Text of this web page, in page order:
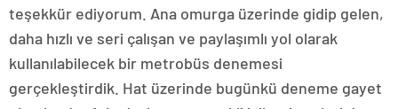
teşekkür ediyorum. Ana omurga üzerinde gidip gelen,
daha hızlı ve seri çalışan ve paylaşımlı yol olarak
kullanılabilecek bir metrobüs denemesi
gerçekleştirdik. Hat üzerinde bugünkü deneme gayet